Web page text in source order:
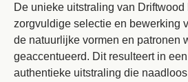
De unieke uitstraling van Driftwood
zorgvuldige selectie en bewerking
de natuurlijke vormen en patronen
geaccentueerd. Dit resulteert in
authentieke uitstraling die